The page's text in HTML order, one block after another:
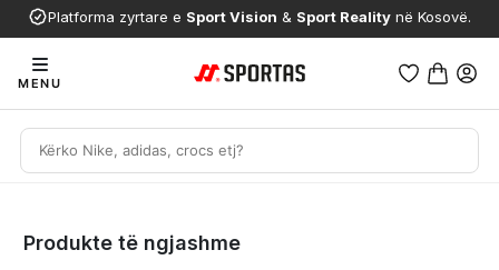
Platforma zyrtare e Sport Vision & Sport Reality në Kosovë.
MENU
Produkte të ngjashme